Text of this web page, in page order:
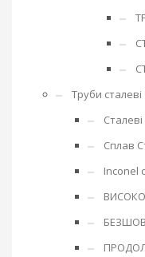
Труби сталеві
Сплав
Inconel